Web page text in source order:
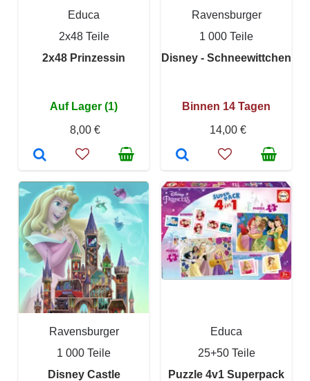
Educa
2x48 Teile
2x48 Prinzessin
Auf Lager (1)
8,00 €
Ravensburger
1 000 Teile
Disney - Schneewittchen
Binnen 14 Tagen
14,00 €
Ravensburger
1 000 Teile
Disney Castle
Educa
25+50 Teile
Puzzle 4v1 Superpack